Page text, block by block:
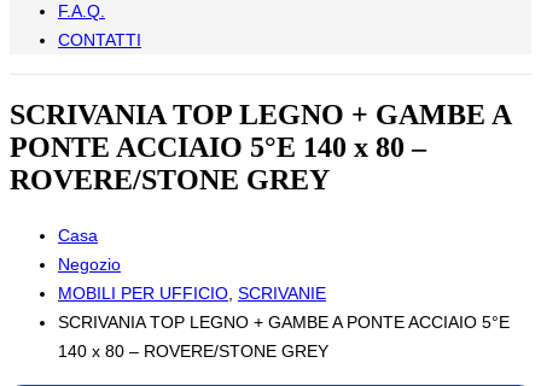
F.A.Q.
CONTATTI
SCRIVANIA TOP LEGNO + GAMBE A
PONTE ACCIAIO 5°E 140 x 80 –
ROVERE/STONE GREY
Casa
Negozio
MOBILI PER UFFICIO SCRIVANIE
SCRIVANIA TOP LEGNO + GAMBE A PONTE ACCIAIO 5°E
140 x 80 – ROVERE/STONE GREY